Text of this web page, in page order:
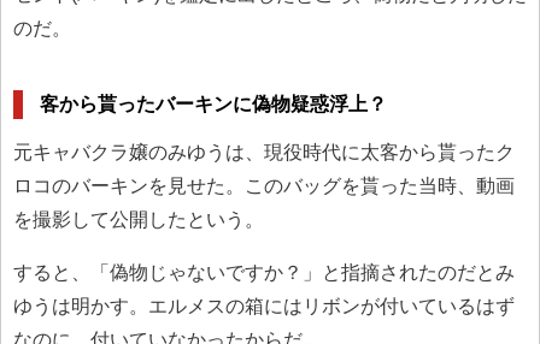
のだ。
客から貰ったバーキンに偽物疑惑浮上？
元キャバクラ嬢のみゆうは、現役時代に太客から貰ったク
ロコのバーキンを見せた。このバッグを貰った当時、動画
を撮影して公開したという。
すると、「偽物じゃないですか？」と指摘されたのだとみ
ゆうは明かす。エルメスの箱にはリボンが付いているはず